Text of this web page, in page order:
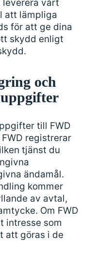
vårt
att lämpliga
för att ge dina
skydd enligt
och
till FWD
registrerar
tjänst du
ändamål.
kommer
av avtal,
Om FWD
intresse som
att göras i de